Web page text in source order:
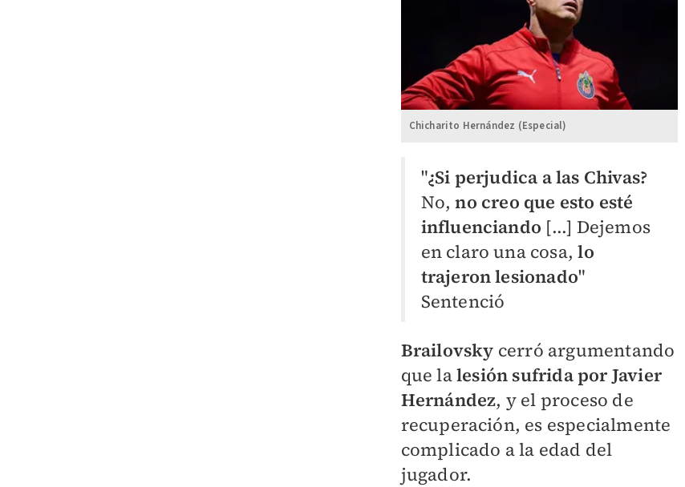
Chicharito Hernández (Especial)
"¿Si perjudica a las Chivas?
No,no creo que esto esté
influenciando [...] Dejemos
en claro una cosa,lo
trajeron lesionado"
Sentenció
Brailovsky cerró argumentando
que lalesión sufrida por Javier
Hernández, y el proceso de
recuperación, es especialmente
complicado a la edad del
jugador.